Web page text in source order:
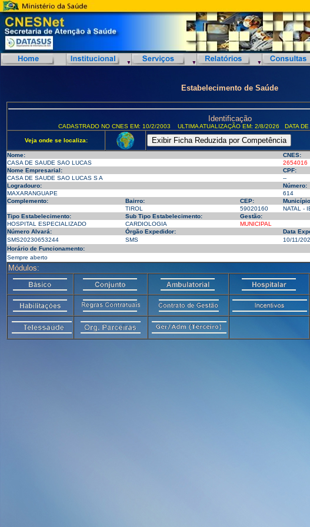
Estabelecimento de Saúde
Identificação
CADASTRADO NO CNES EM: 10/2/2003 ULTIMA ATUALIZAÇÃO EM: 2/8/2026 DATA
Veja onde se localiza:
Nome: CNES:
CASA DE SAUDE SAO LUCAS
2654016
Nome Empresarial:
CPF:
CASA DE SAUDE SAO LUCAS S A
--
Logradouro:
Número:
MAXARANGUAPE
614
Complemento:
Bairro: CEP:
TIROL
59020160 NATAL -
Tipo Estabelecimento:
Sub Tipo Estabelecimento: Gestão:
HOSPITAL ESPECIALIZADO
CARDIOLOGIA MUNICIPAL
Número Alvará:
Órgão Expedidor:
Data
SMS20230653244
SMS
10/11/
Horário de Funcionamento:
Sempre aberto
Módulos: